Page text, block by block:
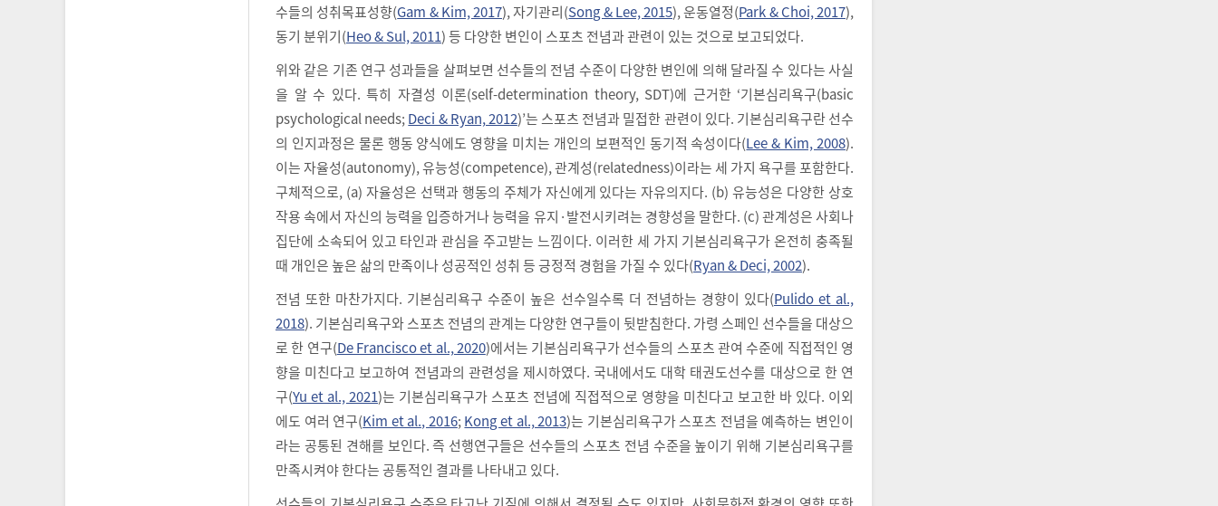
수들의 성취목표성향(Gam & Kim, 2017), 자기관리(Song & Lee, 2015), 운동열정(Park & Choi, 2017),
동기 분위기(Heo & Sul, 2011) 등 다양한 변인이 스포츠 전념과 관련이 있는 것으로 보고되었다.
위와 같은 기존 연구 성과들을 살펴보면 선수들의 전념 수준이 다양한 변인에 의해 달라질 수 있다는 사실
을 알 수 있다. 특히 자결성 이론(self-determination theory, SDT)에 근거한 ‘기본심리욕구(basic
psychological needs; Deci & Ryan, 2012)’는 스포츠 전념과 밀접한 관련이 있다. 기본심리욕구란 선수
의 인지과정은 물론 행동 양식에도 영향을 미치는 개인의 보편적인 동기적 속성이다(Lee & Kim, 2008).
이는 자율성(autonomy), 유능성(competence), 관계성(relatedness)이라는 세 가지 욕구를 포함한다.
구체적으로, (a) 자율성은 선택과 행동의 주체가 자신에게 있다는 자유의지다. (b) 유능성은 다양한 상호
작용 속에서 자신의 능력을 입증하거나 능력을 유지·발전시키려는 경향성을 말한다. (c) 관계성은 사회나
집단에 소속되어 있고 타인과 관심을 주고받는 느낌이다. 이러한 세 가지 기본심리욕구가 온전히 충족될
때 개인은 높은 삶의 만족이나 성공적인 성취 등 긍정적 경험을 가질 수 있다(Ryan & Deci, 2002).
전념 또한 마찬가지다. 기본심리욕구 수준이 높은 선수일수록 더 전념하는 경향이 있다(Pulido et al.,
2018). 기본심리욕구와 스포츠 전념의 관계는 다양한 연구들이 뒷받침한다. 가령 스페인 선수들을 대상으
로 한 연구(De Francisco et al., 2020)에서는 기본심리욕구가 선수들의 스포츠 관여 수준에 직접적인 영
향을 미친다고 보고하여 전념과의 관련성을 제시하였다. 국내에서도 대학 태권도선수를 대상으로 한 연
구(Yu et al., 2021)는 기본심리욕구가 스포츠 전념에 직접적으로 영향을 미친다고 보고한 바 있다. 이외
에도 여러 연구(Kim et al., 2016; Kong et al., 2013)는 기본심리욕구가 스포츠 전념을 예측하는 변인이
라는 공통된 견해를 보인다. 즉 선행연구들은 선수들의 스포츠 전념 수준을 높이기 위해 기본심리욕구를
만족시켜야 한다는 공통적인 결과를 나타내고 있다.